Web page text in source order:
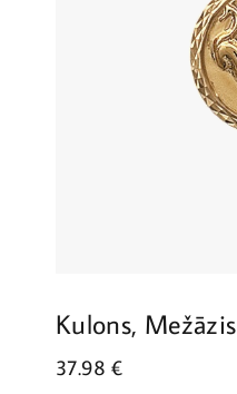
Kulons, Mežāzis
37.98€